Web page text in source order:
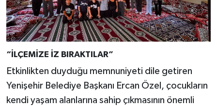
“İLÇEMİZE İZ BIRAKTILAR”
Etkinlikten duyduğu memnuniyeti dile getiren
Yenişehir Belediye Başkanı Ercan Özel, çocukların
kendi yaşam alanlarına sahip çıkmasının önemli